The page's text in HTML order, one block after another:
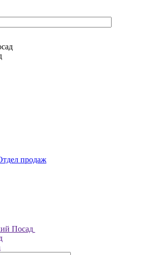
продаж
Посад